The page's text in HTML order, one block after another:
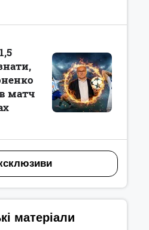
матч
матеріали